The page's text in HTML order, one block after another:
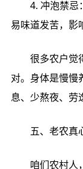
4. 冲泡禁忌
易味道发苦，影
很多农户觉
对。身体是慢慢
息、少熬夜、劳
五、老农真
咱们农村人